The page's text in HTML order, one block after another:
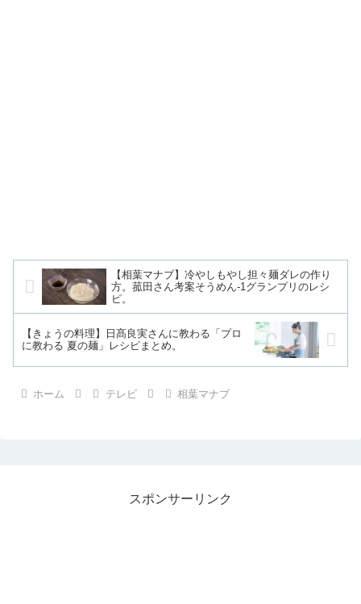
【相葉マナブ】冷やしもやし担々麺ダレの作り
方。菰田さん考案そうめん-1グランプリのレシ
ピ。
【きょうの料理】日髙良実さんに教わる「プロ
に教わる 夏の麺」レシピまとめ。
ホーム テレビ 相葉マナブ
スポンサーリンク